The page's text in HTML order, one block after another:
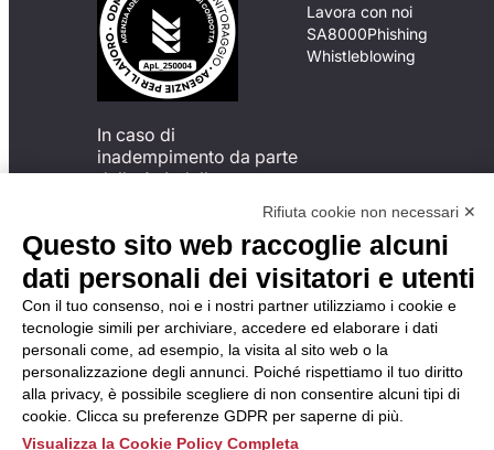
In caso di
inadempimento da parte
della ApL delle
del Codice di Condotta, è
possibile presentare un
reclamo
all’Organismo di
Monitoraggio utilizzando
una delle modalità
descritte al seguente
indirizzo web
https://odm-
agenzielavoro.it/reclami/.
Lavora con noi
SA8000Phishing
Whistleblowing
Rifiuta cookie non necessari ✕
Questo sito web raccoglie alcuni
dati personali dei visitatori e utenti
Con il tuo consenso, noi e i nostri partner utilizziamo i cookie e
tecnologie simili per archiviare, accedere ed elaborare i dati
personali come, ad esempio, la visita al sito web o la
personalizzazione degli annunci. Poiché rispettiamo il tuo diritto
alla privacy, è possibile scegliere di non consentire alcuni tipi di
cookie. Clicca su preferenze GDPR per saperne di più.
Visualizza la Cookie Policy Completa